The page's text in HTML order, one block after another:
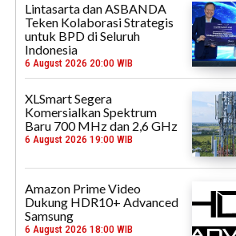
Lintasarta dan ASBANDA
Teken Kolaborasi Strategis
untuk BPD di Seluruh
Indonesia
6 August 2026 20:00 WIB
XLSmart Segera
Komersialkan Spektrum
Baru 700 MHz dan 2,6 GHz
6 August 2026 19:00 WIB
Amazon Prime Video
Dukung HDR10+ Advanced
Samsung
6 August 2026 18:00 WIB